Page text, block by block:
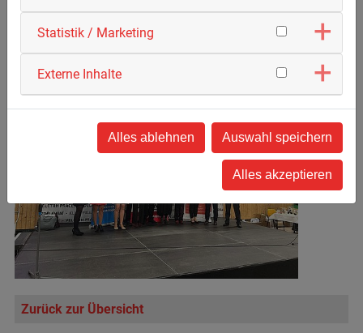
neue Mitarbeiter*innen akquirieren können.“
Zurück zur Übersicht
Statistik / Marketing
Externe Inhalte
Alles ablehnen Auswahl speichern
Alles akzeptieren